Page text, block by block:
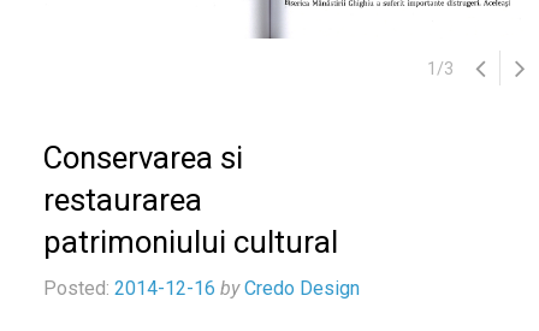
1 /3
Conservarea si
restaurarea
patrimoniului cultural
Posted: 2014-12-16 by Credo Design